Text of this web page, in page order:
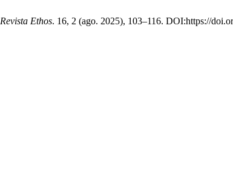
Revista Ethos. 16, 2 (ago. 2025), 103–116. DOI:https://